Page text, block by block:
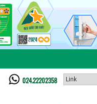
024.22202358